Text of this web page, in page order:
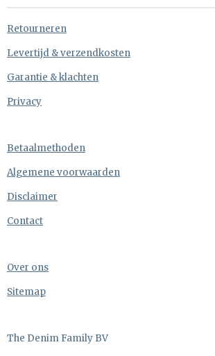
Retourneren
Levertijd & verzendkosten
Garantie & klachten
Privacy
Betaalmethoden
Algemene voorwaarden
Disclaimer
Contact
Over ons
Sitemap
The Denim Family BV